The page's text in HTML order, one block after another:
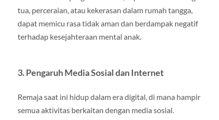
tua, perceraian, atau kekerasan dalam rumah tangga,
dapat memicu rasa tidak aman dan berdampak negatif
terhadap kesejahteraan mental anak.
3. Pengaruh Media Sosial dan Internet
Remaja saat ini hidup dalam era digital, di mana hampir
semua aktivitas berkaitan dengan media sosial.